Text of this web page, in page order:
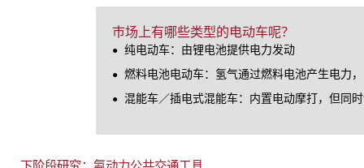
巿场上有哪些类型的电动车呢？
纯电动车：由锂电池提供电力发动
燃料电池电动车：氢气通过燃料电池产生电力
混能车／插电式混能车：内置电动摩打，但同